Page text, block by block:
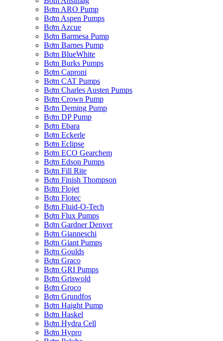
Bơm ARO Pump
Bơm Aspen Pumps
Bơm Azcue
Bơm Barmesa Pump
Bơm Barnes Pump
Bơm BlueWhite
Bơm Burks Pumps
Bơm Caproni
Bơm CAT Pumps
Bơm Charles Austen Pumps
Bơm Crown Pump
Bơm Deming Pump
Bơm DP Pump
Bơm Ebara
Bơm Eckerle
Bơm Eclipse
Bơm ECO Gearchem
Bơm Edson Pumps
Bơm Fill Rite
Bơm Finish Thompson
Bơm Flojet
Bơm Flotec
Bơm Fluid-O-Tech
Bơm Flux Pumps
Bơm Gardner Denver
Bơm Gianneschi
Bơm Giant Pumps
Bơm Goulds
Bơm Graco
Bơm GRI Pumps
Bơm Griswold
Bơm Groco
Bơm Grundfos
Bơm Haight Pump
Bơm Haskel
Bơm Hydra Cell
Bơm Hypro